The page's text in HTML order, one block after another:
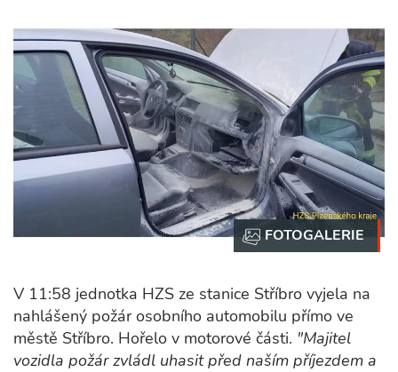
V 11:58 jednotka HZS ze stanice Stříbro vyjela na
nahlášený požár osobního automobilu přímo ve
městě Stříbro. Hořelo v motorové části. "Majitel
vozidla požár zvládl uhasit před naším příjezdem a